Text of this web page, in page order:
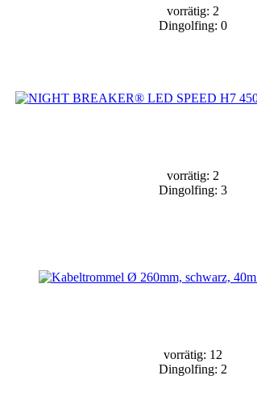
vorrätig: 2
Dingolfing: 0
vorrätig: 2
Dingolfing: 3
vorrätig: 12
Dingolfing: 2